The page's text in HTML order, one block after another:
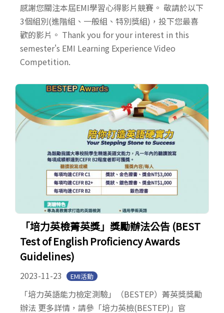
感謝您關注本屆EMI學習心得影片競賽。 敬請於以下
3個組別(進階組、一般組、特別獎組)，投下您最喜
歡的影片。 Thank you for your interest in this
semester's EMI Learning Experience Video
Competition.
「培力英檢菁英獎」獎勵辦法公告 (BEST
Test of English Proficiency Awards
Guidelines)
2023-11-23 EMI活動
「培力英語能力檢定測驗」（BESTEP）菁英獎獎勵
辦法 更多詳情，請參「培力英檢(BESTEP)」官